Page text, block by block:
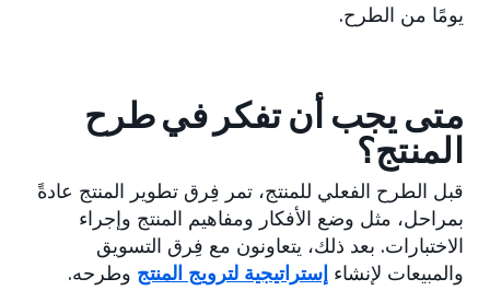
يومًا من الطرح.
متى يجب أن تفكر في طرح
المنتج؟
قبل الطرح الفعلي للمنتج، تمر فِرق تطوير المنتج عادةً
بمراحل، مثل وضع الأفكار ومفاهيم المنتج وإجراء
الاختبارات. بعد ذلك، يتعاونون مع فِرق التسويق
والمبيعات لإنشاء إستراتيجية لترويج المنتج وطرحه.